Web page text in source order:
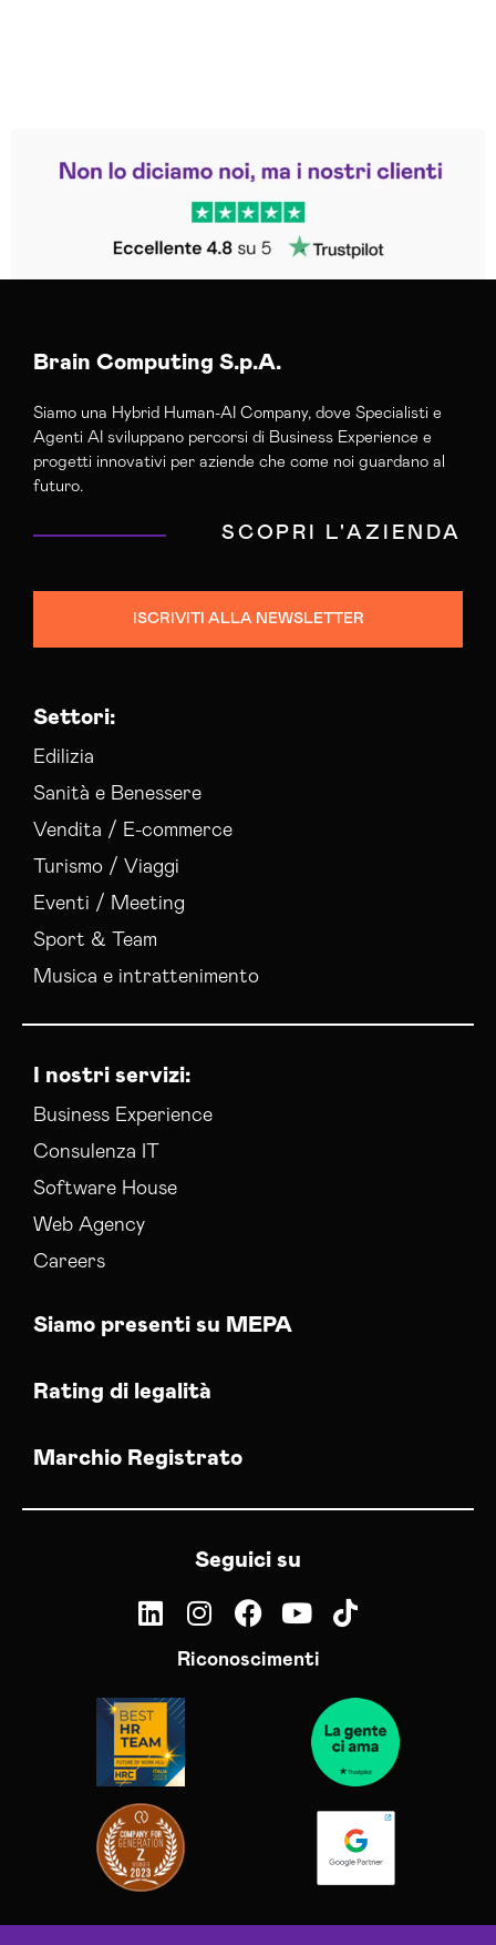
Trustpilot
Brain Computing S.p.A.
Siamo una Hybrid Human-AI Company, dove Specialisti e
Agenti AI sviluppano percorsi di Business Experience e
progetti innovativi per aziende che come noi guardano al
futuro.
SCOPRI L'AZIENDA
ISCRIVITI ALLA NEWSLETTER
Settori:
Edilizia
Sanità e Benessere
Vendita / E-commerce
Turismo / Viaggi
Eventi / Meeting
Sport & Team
Musica e intrattenimento
I nostri servizi:
Business Experience
Consulenza IT
Software House
Web Agency
Careers
Siamo presenti su MEPA
Rating di legalità
Marchio Registrato
Seguici su
Riconoscimenti